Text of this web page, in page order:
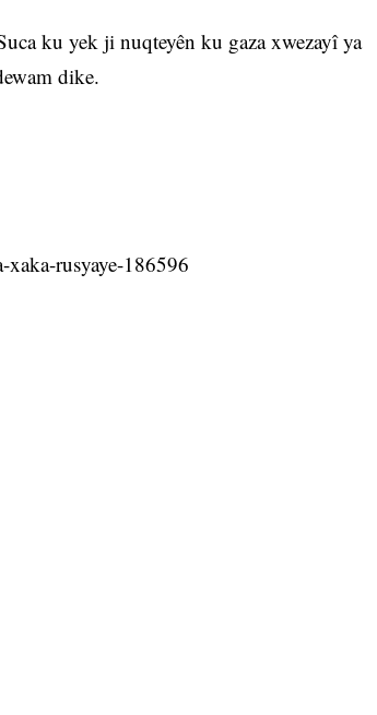
ku yek ji nuqteyên ku gaza xwezayî ya
dike.
rusyaye-186596